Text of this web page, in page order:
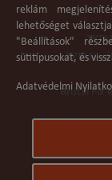
TYTAN
Brutál Fix
reklám
lehetőséget
"Beállítások"
sütitípusokat, és
Adatvédelmi